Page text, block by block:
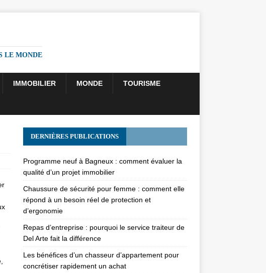
LE MONDE
IMMOBILIER MONDE TOURISME
DERNIÈRES PUBLICATIONS
Programme neuf à Bagneux : comment évaluer la
qualité d’un projet immobilier
Chaussure de sécurité pour femme : comment elle
répond à un besoin réel de protection et
d’ergonomie
Repas d’entreprise : pourquoi le service traiteur de
Del Arte fait la différence
Les bénéfices d’un chasseur d’appartement pour
concrétiser rapidement un achat